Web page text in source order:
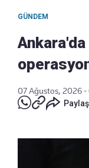
GÜNDEM
07 Ağustos, 2026
Paylaş